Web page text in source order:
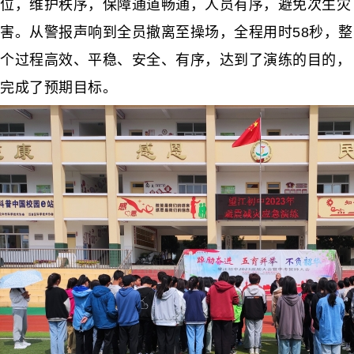
位，维护秩序，保障通道畅通，人员有序，避免次生灾
害。从警报声响到全员撤离至操场，全程用时58秒，整
个过程高效、平稳、安全、有序，达到了演练的目的，
完成了预期目标。